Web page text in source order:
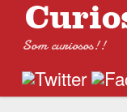
Som curiosos!!